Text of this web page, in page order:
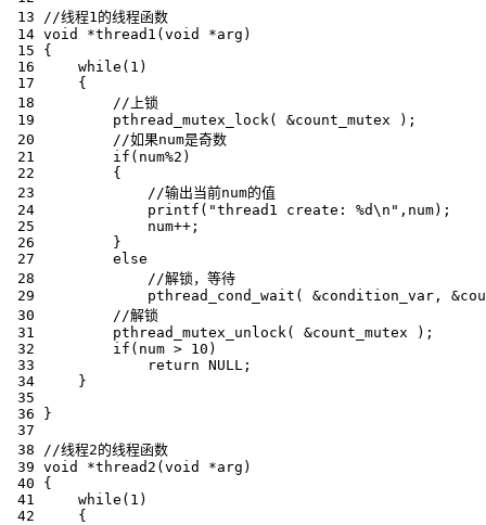
13 //线程1的线程函数
14 void *thread1(void *arg)
15 {
16     while(1)
17     {
18         //上锁
19         pthread_mutex_lock( &count_mutex );
20         //如果num是奇数
21         if(num%2)
22         {
23             //输出当前num的值
24             printf("thread1 create: %d\n",num);
25             num++;
26         }
27         else
28             //解锁，等待
29             pthread_cond_wait( &condition_var,
30         //解锁
31         pthread_mutex_unlock( &count_mutex );
32         if(num > 10)
33             return NULL;
34     }
35
36 }
37
38 //线程2的线程函数
39 void *thread2(void *arg)
40 {
41     while(1)
42     {